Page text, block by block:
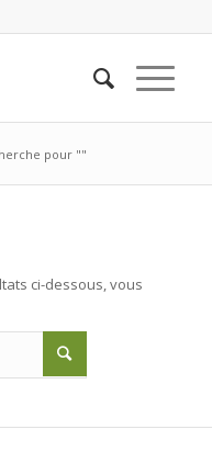
pour ""
ci-dessous, vous